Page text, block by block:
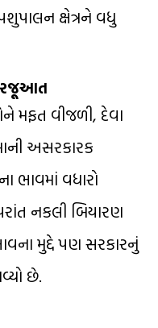
ક્ષેત્રને વધુ
રજૂઆત
મફત વીજળી, દેવા
અસરકારક
ભાવમાં વધારો
નકલી બિયારણ
મુદ્દે પણ સરકારનું
છે.